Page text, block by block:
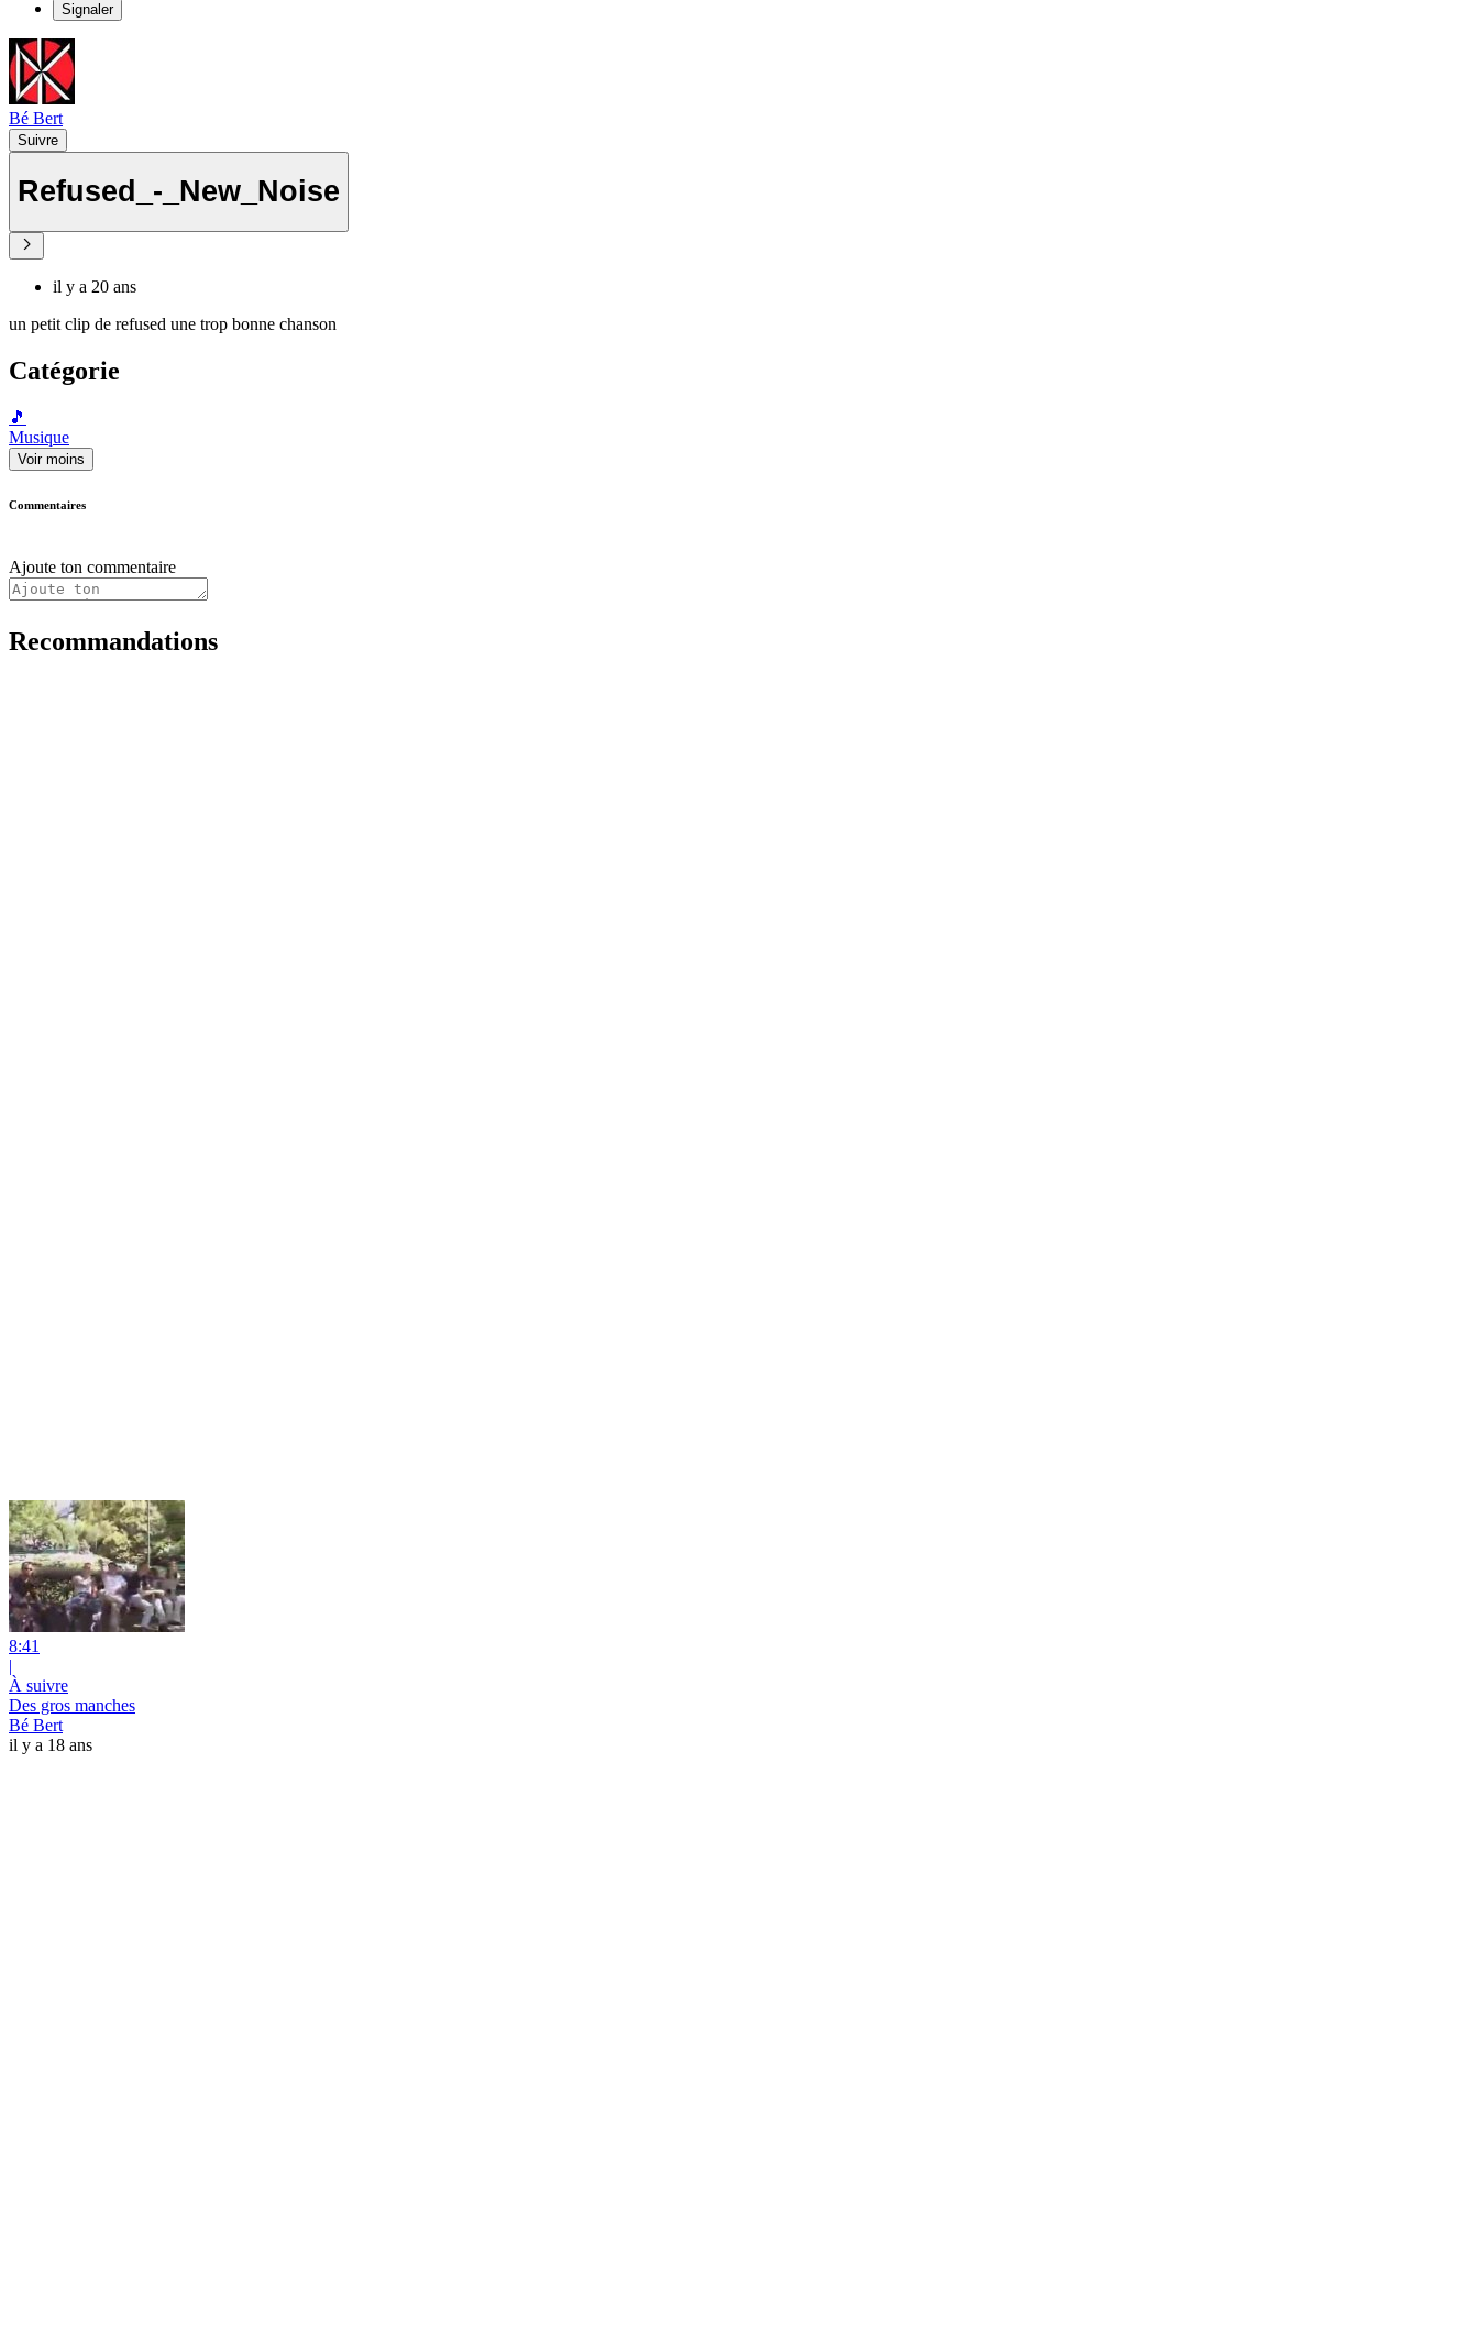
Signaler
Bé Bert
Suivre
Refused_-_New_Noise
il y a 20 ans
un petit clip de refused une trop bonne chanson
Catégorie
🎵
Musique
Voir moins
Commentaires
Ajoute ton commentaire
Recommandations
8:41
|
À suivre
Des gros manches
Bé Bert
il y a 18 ans